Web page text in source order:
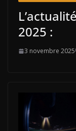
2025 :
3 novembre 2025